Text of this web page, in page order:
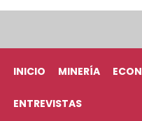
INICIO MINERÍA
ENTREVISTAS